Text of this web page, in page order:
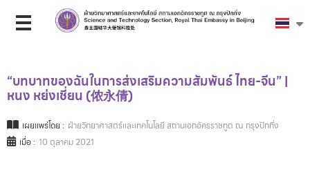
“บทบาทของฉันในการส่งเสริมความสัมพันธ์ ไทย-จีน” |
หนง หย่งเชี่ยน (侬永倩)
เผยแพร่โดย : ฝ่ายวิทยาศาสตร์และเทคโนโลยี สถานเอกอัครราชทูต ณ กรุงปักกิ่ง
เมื่อ : 10 ตุลาคม 2021